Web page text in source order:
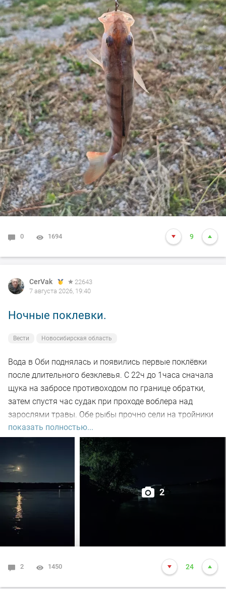
0 1694 9
CerVak
22643
7 августа 2026, 19:40
Ночные поклевки.
Вести Новосибирская область
Вода в Оби поднялась и появились первые поклёвки
после длительного безклевья. С 22ч до 1часа сначала
щука на забросе противоходом по границе обратки,
затем спустя час судак при проходе воблера над
зарослями травы. Обе рыбы прочно сели на тройники
и при чистке оказались с пустыми желудками. Ждем
дальнейших поклёвок.
показать полностью...
2
2 1450 24